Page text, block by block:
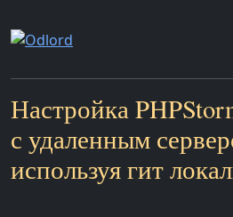
Настройка
с удаленным
используя гит